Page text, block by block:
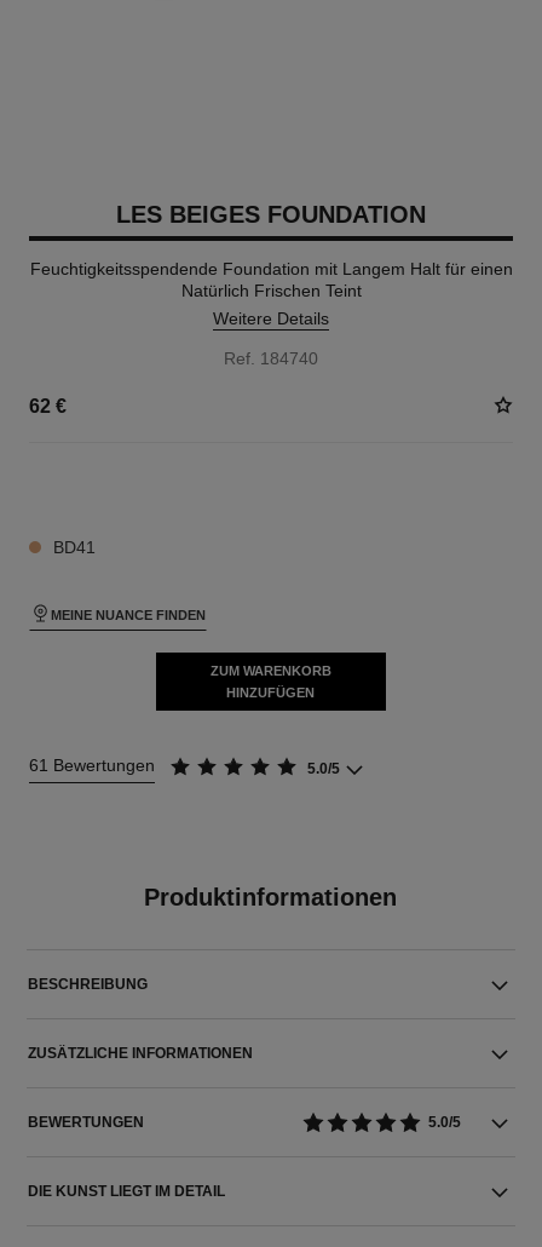
LES BEIGES FOUNDATION
Feuchtigkeitsspendende Foundation mit Langem Halt für einen
Natürlich Frischen Teint
Weitere Details
Ref. 184740
62 €
BD41
MEINE NUANCE FINDEN
ZUM WARENKORB
HINZUFÜGEN
61 Bewertungen 5.0/5
Produktinformationen
BESCHREIBUNG
ZUSÄTZLICHE INFORMATIONEN
BEWERTUNGEN 5.0/5
DIE KUNST LIEGT IM DETAIL